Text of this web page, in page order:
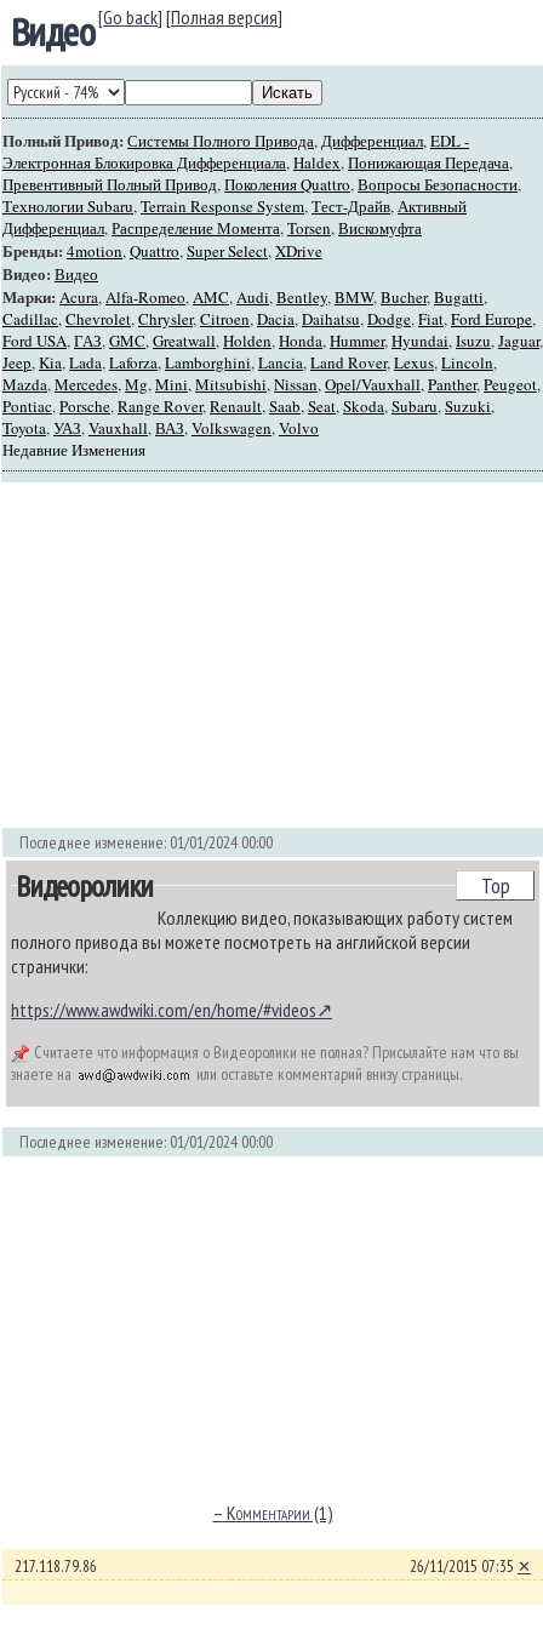
[Go back] [Полная версия]
Видео
Полный Привод: Системы Полного Привода,Дифференциал,EDL -
Электронная Блокировка Дифференциала,Haldex,Понижающая Передача,
Превентивный Полный Привод,Поколения Quattro,Вопросы Безопасности,
Технологии Subaru,Terrain Response System,Тест-Драйв,Активный
Дифференциал,Распределение Момента,Torsen,Вискомуфта
Бренды: 4motion,Quattro,Super Select,XDrive
Видео: Видео
Марки: Acura,Alfa-Romeo,AMC,Audi,Bentley,BMW,Bucher,Bugatti,
Cadillac,Chevrolet,Chrysler,Citroen,Dacia,Daihatsu,Dodge,Fiat,Ford Europe,
Ford USA,ГАЗ,GMC,Greatwall,Holden,Honda,Hummer,Hyundai,Isuzu,Jaguar,
Jeep,Kia,Lada,Laforza,Lamborghini,Lancia,Land Rover,Lexus,Lincoln,
Mazda,Mercedes,Mg,Mini,Mitsubishi,Nissan,Opel/Vauxhall,Panther,Peugeot,
Pontiac,Porsche,Range Rover,Renault,Saab,Seat,Skoda,Subaru,Suzuki,
Toyota,УАЗ,Vauxhall,ВАЗ,Volkswagen,Volvo
Недавние Изменения
Последнее изменение: 01/01/2024 00:00
Видеоролики Top
Коллекцию видео, показывающих работу систем
полного привода вы можете посмотреть на английской версии
странички:
https://www.awdwiki.com/en/home/#videos
Считаете что информация о Видеоролики не полная? Присылайте нам что вы
знаете на
или оставьте комментарий внизу страницы.
Последнее изменение: 01/01/2024 00:00
– Комментарии (1)
217.118.79.86 26/11/2015 07:35 ✕